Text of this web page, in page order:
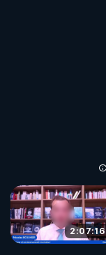
2:07:16